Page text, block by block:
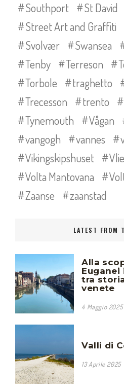
Southport
St David
Street Art and Graffiti
Svolvær
Swansea
Tenby
Terreson
Torbole
traghetto
Trecesson
trento
Tynemouth
Vågan
vangogh
vannes
Vikingskipshuset
Volta Mantovana
Zaanse
zaanstad
LATEST FROM
Alla
Euganei
tra
venete
4 Maggio 2025
Valli di
13 Aprile 2025